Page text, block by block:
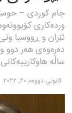
جام کوردی –
وردەکاری
ئێران و ڕووسیا
دەرەوەی هەر دوو
ساڵە
كانونی دووه‌م 20, 2022